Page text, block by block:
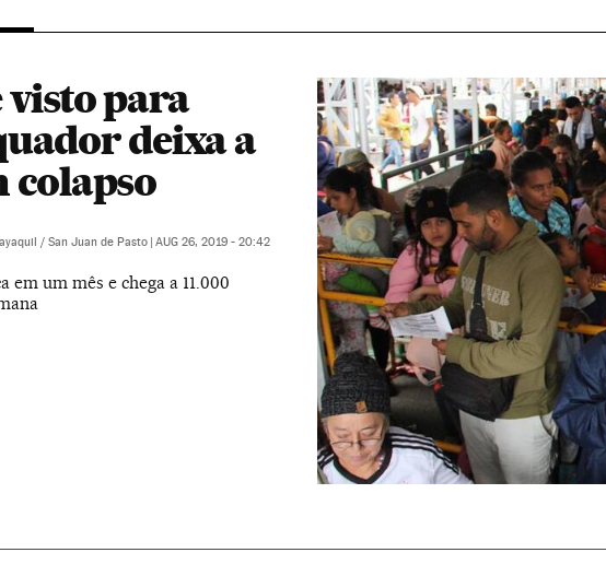
visto para
deixa a
/ San Juan de Pasto | AUG 26, 2019 - 20:42
em um mês e chega a 11.000